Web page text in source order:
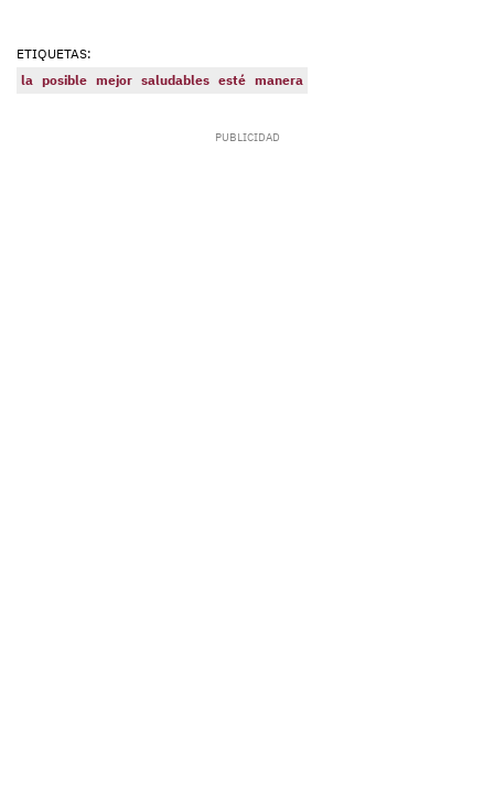
ETIQUETAS:
la posible mejor saludables esté manera